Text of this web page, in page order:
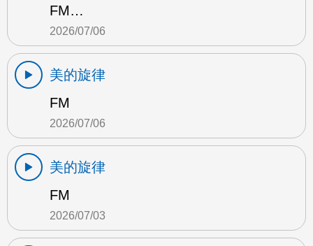
FM…
2026/07/06
美的旋律
FM
2026/07/06
美的旋律
FM
2026/07/03